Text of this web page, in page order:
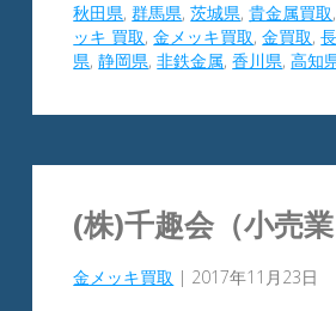
秋田県,群馬県,茨城県,貴金属買取,
ッキ 買取,金メッキ買取,金買取,
県,静岡県,非鉄金属,香川県,高知
(株)千趣会（小売業
金メッキ買取 | 2017年11月23日